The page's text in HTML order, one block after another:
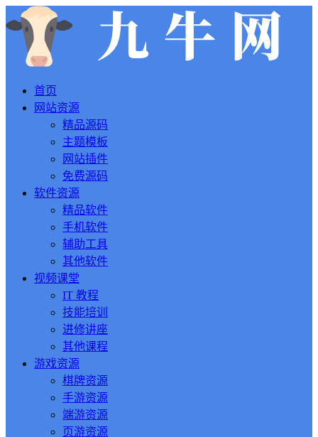
首页
网站资源
精品源码
主题模板
网站插件
免费源码
软件资源
精品软件
手机软件
辅助工具
其他软件
视频课堂
IT 教程
技能培训
进修讲座
其他课程
游戏资源
棋牌资源
手游资源
端游资源
页游资源